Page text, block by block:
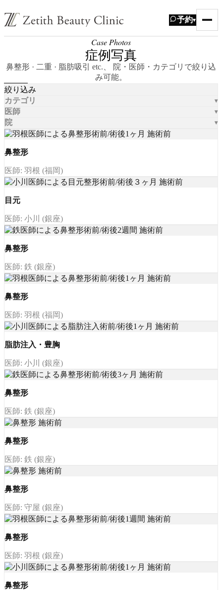
予約▾
Case Photos
症例写真
鼻整形 · 二重 · 脂肪吸引 etc.、 院・医師・カテゴリで絞り込
み可能。
絞り込み
カテゴリ
医師
院
鼻整形
医師: 羽根 (福岡)
目元
医師: 小川 (銀座)
鼻整形
医師: 鉄 (銀座)
鼻整形
医師: 羽根 (福岡)
脂肪注入・豊胸
医師: 小川 (銀座)
鼻整形
医師: 鉄 (銀座)
鼻整形
医師: 鉄 (銀座)
鼻整形
医師: 守屋 (銀座)
鼻整形
医師: 羽根 (銀座)
鼻整形